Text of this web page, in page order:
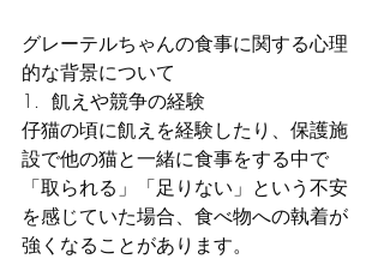
グレーテルちゃんの食事に関する心理
的な背景について
1.  飢えや競争の経験
仔猫の頃に飢えを経験したり、保護施
設で他の猫と一緒に食事をする中で
「取られる」「足りない」という不安
を感じていた場合、食べ物への執着が
強くなることがあります。